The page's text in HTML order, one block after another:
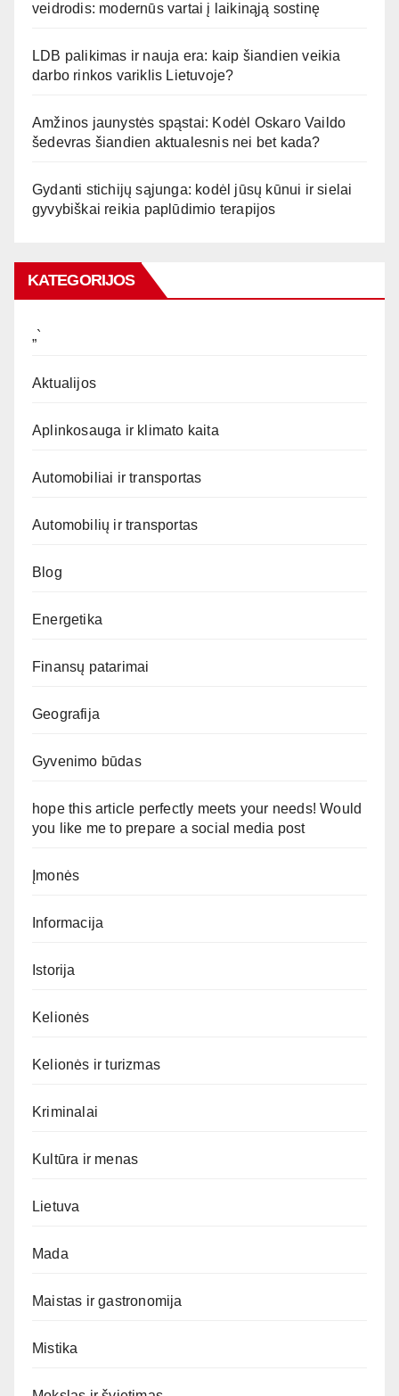
veidrodis: modernūs vartai į laikinąją sostinę
LDB palikimas ir nauja era: kaip šiandien veikia
darbo rinkos variklis Lietuvoje?
Amžinos jaunystės spąstai: Kodėl Oskaro Vaildo
šedevras šiandien aktualesnis nei bet kada?
Gydanti stichijų sąjunga: kodėl jūsų kūnui ir sielai
gyvybiškai reikia paplūdimio terapijos
KATEGORIJOS
„`
Aktualijos
Aplinkosauga ir klimato kaita
Automobiliai ir transportas
Automobilių ir transportas
Blog
Energetika
Finansų patarimai
Geografija
Gyvenimo būdas
hope this article perfectly meets your needs! Would
you like me to prepare a social media post
Įmonės
Informacija
Istorija
Kelionės
Kelionės ir turizmas
Kriminalai
Kultūra ir menas
Lietuva
Mada
Maistas ir gastronomija
Mistika